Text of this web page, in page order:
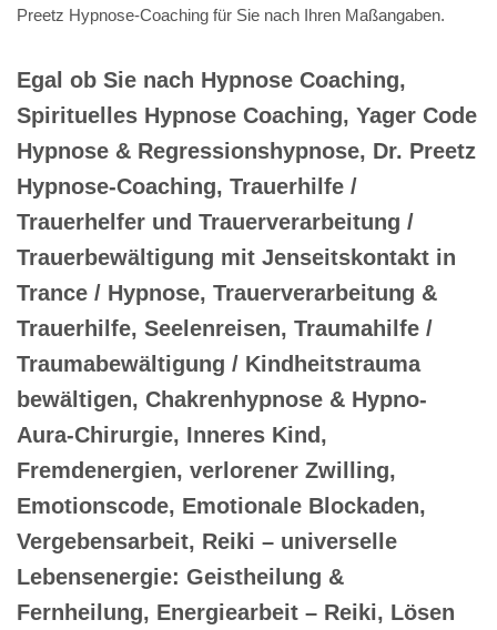
Preetz Hypnose-Coaching für Sie nach Ihren Maßangaben.
Egal ob Sie nach Hypnose Coaching,
Spirituelles Hypnose Coaching, Yager Code
Hypnose & Regressionshypnose, Dr. Preetz
Hypnose-Coaching, Trauerhilfe /
Trauerhelfer und Trauerverarbeitung /
Trauerbewältigung mit Jenseitskontakt in
Trance / Hypnose, Trauerverarbeitung &
Trauerhilfe, Seelenreisen, Traumahilfe /
Traumabewältigung / Kindheitstrauma
bewältigen, Chakrenhypnose & Hypno-
Aura-Chirurgie, Inneres Kind,
Fremdenergien, verlorener Zwilling,
Emotionscode, Emotionale Blockaden,
Vergebensarbeit, Reiki – universelle
Lebensenergie: Geistheilung &
Fernheilung, Energiearbeit – Reiki, Lösen